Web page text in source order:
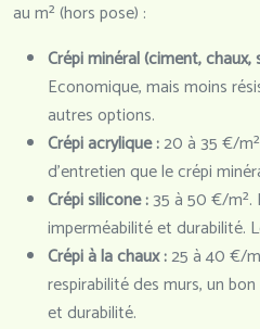
au m² (hors pose) :
Crépi minéral (ciment, chaux,
Economique, mais moins
autres options.
Crépi acrylique :20 à 35 €/
d’entretien que le crépi
Crépi silicone :35 à 50 €/m².
imperméabilité et durabilité.
Crépi à la chaux :25 à 40 €/
respirabilité des murs, un
et durabilité.